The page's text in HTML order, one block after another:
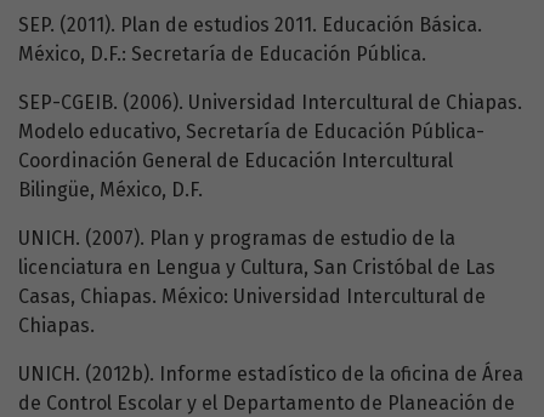
SEP. (2011). Plan de estudios 2011. Educación Básica.
México, D.F.: Secretaría de Educación Pública.
SEP-CGEIB. (2006). Universidad Intercultural de Chiapas.
Modelo educativo, Secretaría de Educación Pública-
Coordinación General de Educación Intercultural
Bilingüe, México, D.F.
UNICH. (2007). Plan y programas de estudio de la
licenciatura en Lengua y Cultura, San Cristóbal de Las
Casas, Chiapas. México: Universidad Intercultural de
Chiapas.
UNICH. (2012b). Informe estadístico de la oficina de Área
de Control Escolar y el Departamento de Planeación de